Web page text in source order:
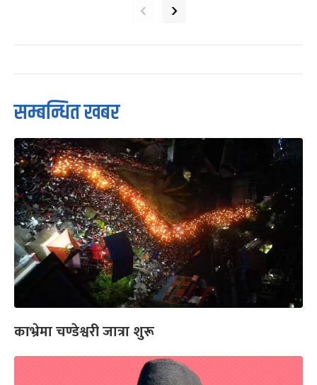
‹ ›
सम्बन्धित खबर
काभ्रेमा चण्डेश्वरी जात्रा शुरू